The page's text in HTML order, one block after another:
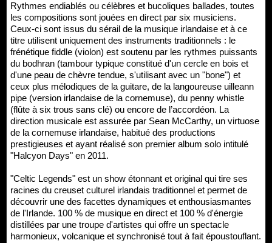
Rythmes endiablés ou célèbres et bucoliques ballades, toutes
les compositions sont jouées en direct par six musiciens.
Ceux-ci sont issus du sérail de la musique irlandaise et à ce
titre utilisent uniquement des instruments traditionnels : le
frénétique fiddle (violon) est soutenu par les rythmes puissants
du bodhran (tambour typique constitué d'un cercle en bois et
d'une peau de chèvre tendue, s'utilisant avec un "bone") et
ceux plus mélodiques de la guitare, de la langoureuse uilleann
pipe (version irlandaise de la cornemuse), du penny whistle
(flûte à six trous sans clé) ou encore de l’accordéon. La
direction musicale est assurée par Sean McCarthy, un virtuose
de la cornemuse irlandaise, habitué des productions
prestigieuses et ayant réalisé son premier album solo intitulé
"Halcyon Days" en 2011.
"Celtic Legends" est un show étonnant et original qui tire ses
racines du creuset culturel irlandais traditionnel et permet de
découvrir une des facettes dynamiques et enthousiasmantes
de l'Irlande. 100 % de musique en direct et 100 % d'énergie
distillées par une troupe d'artistes qui offre un spectacle
harmonieux, volcanique et synchronisé tout à fait époustouflant.